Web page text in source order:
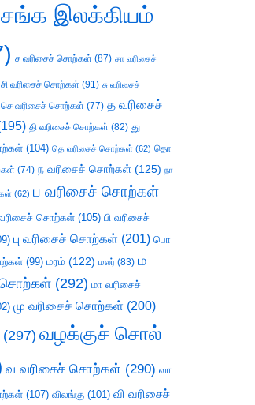
சங்க இலக்கியம்
ச வரிசைச் சொற்கள் (87) சா வரிசைச்
சி வரிசைச் சொற்கள் (91) சு வரிசைச்
செ வரிசைச் சொற்கள் (77) த வரிசைச்
தி வரிசைச் சொற்கள் (82) து
(104) தெ வரிசைச் சொற்கள் (62) தொ
(74) ந வரிசைச் சொற்கள் (125) நா
(62) ப வரிசைச் சொற்கள்
சொற்கள் (105) பி வரிசைச்
பு வரிசைச் சொற்கள் (201) பொ
(99) மரம் (122) மலர் (83) ம
சொற்கள் (292) மா வரிசைச்
மு வரிசைச் சொற்கள் (200)
(297) வழக்குச் சொல்
வ வரிசைச் சொற்கள் (290) வா
(107) விலங்கு (101) வி வரிசைச்